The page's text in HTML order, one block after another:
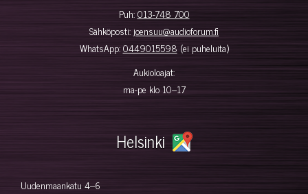
Puh:013-748 700
Sähköposti: joensuu@audioforum.fi
WhatsApp:0449015598 (ei puheluita)
Aukioloajat:
ma-pe klo 10–17
Helsinki
Uudenmaankatu 4–6